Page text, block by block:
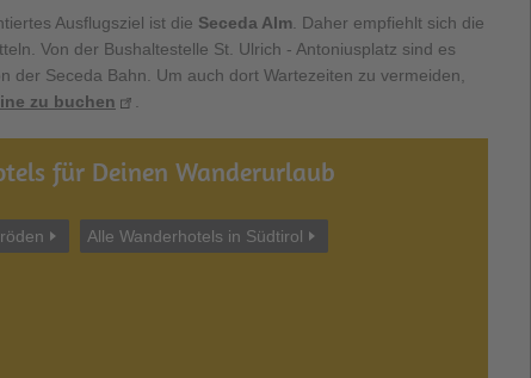
Ausflugsziel ist die Seceda Alm . Daher empfiehlt sich die
Von der Bushaltestelle St. Ulrich - Antoniusplatz sind es
der Seceda Bahn. Um auch dort Wartezeiten zu vermeiden,
zu buchen
für Deinen Wanderurlaub
Alle Wanderhotels in Südtirol